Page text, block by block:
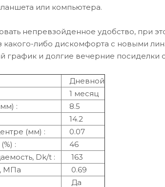
или компьютера.
непревзойденное удобство, при
какого-либо дискомфорта с новыми
график и долгие вечерние посиделки
Дневной
1 месяц
:
8.5
14.2
(мм) :
0.07
:
46
Dk/t :
163
MПa
0.69
Да